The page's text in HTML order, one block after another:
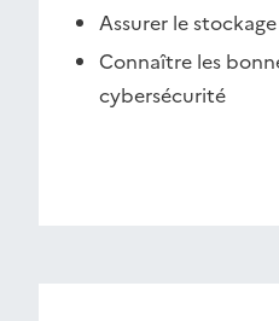
Assurer le
Connaître les
cybersécurité